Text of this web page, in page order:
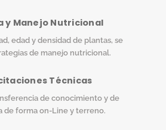
y Manejo Nutricional
edad y densidad de plantas, se
de manejo nutricional.
Técnicas
de conocimiento y de
de forma on-Line y terreno.